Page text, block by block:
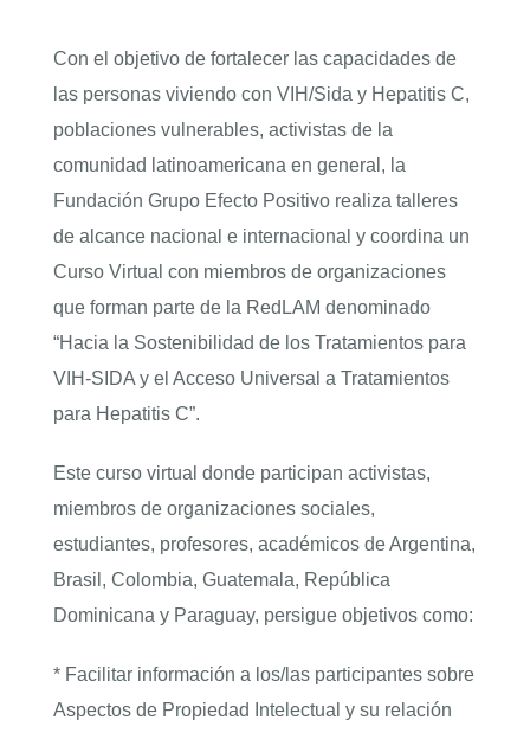
Con el objetivo de fortalecer las capacidades de
las personas viviendo con VIH/Sida y Hepatitis C,
poblaciones vulnerables, activistas de la
comunidad latinoamericana en general, la
Fundación Grupo Efecto Positivo realiza talleres
de alcance nacional e internacional y coordina un
Curso Virtual con miembros de organizaciones
que forman parte de la RedLAM denominado
“Hacia la Sostenibilidad de los Tratamientos para
VIH-SIDA y el Acceso Universal a Tratamientos
para Hepatitis C”.
Este curso virtual donde participan activistas,
miembros de organizaciones sociales,
estudiantes, profesores, académicos de Argentina,
Brasil, Colombia, Guatemala, República
Dominicana y Paraguay, persigue objetivos como:
* Facilitar información a los/las participantes sobre
Aspectos de Propiedad Intelectual y su relación